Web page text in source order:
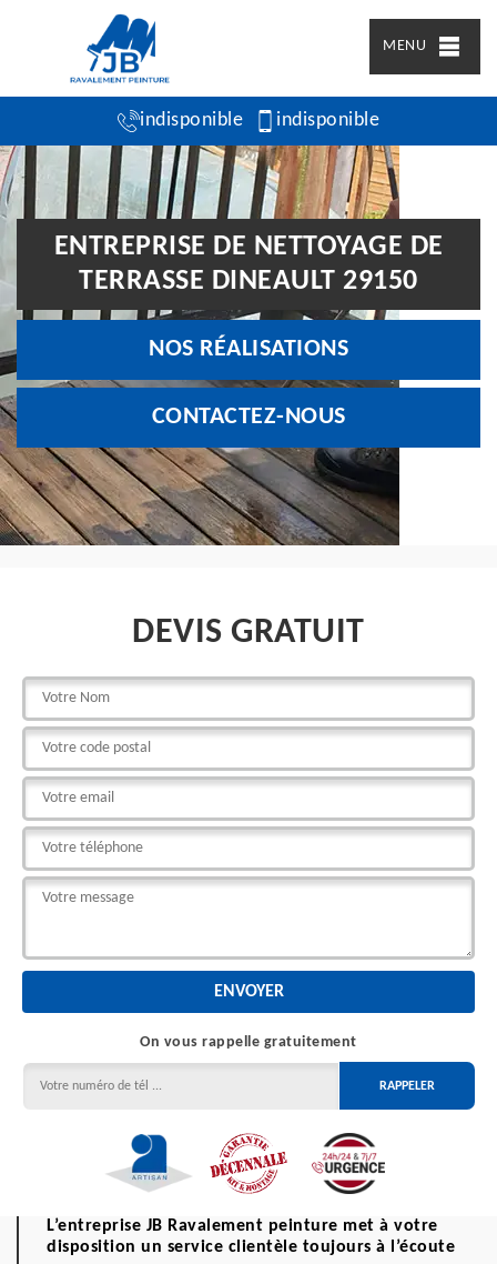
MENU
indisponible indisponible
ENTREPRISE DE NETTOYAGE DE
TERRASSE DINEAULT 29150
NOS RÉALISATIONS
CONTACTEZ-NOUS
DEVIS GRATUIT
On vous rappelle gratuitement
L’entreprise JB Ravalement peinture met à votre
disposition un service clientèle toujours à l’écoute